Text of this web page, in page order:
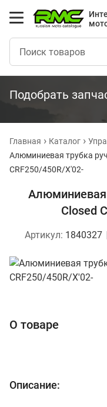
Подобрать
Главная Каталог
Алюминиевая трубка
CRF250/450R/X'02-
Алюминиевая
Closed
Артикул: 1840327
О товаре
Описание: